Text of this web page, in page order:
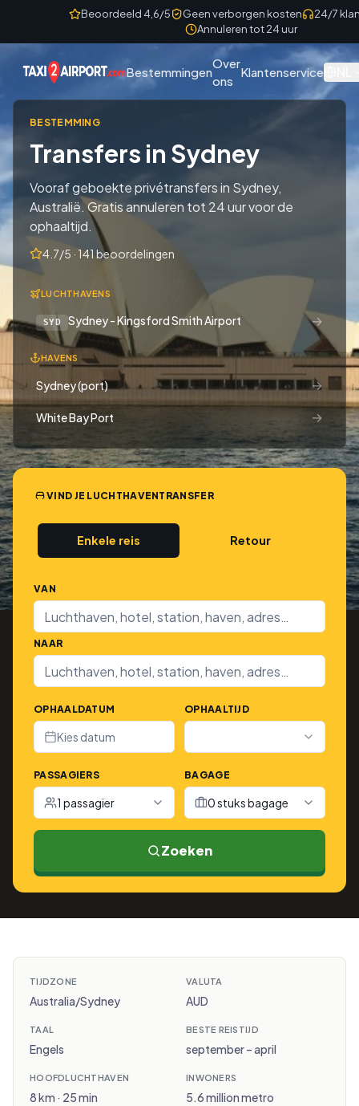
Skip to contentBeoordeeld 4,6/5 Geen verborgen kosten
24/7
Annuleren tot 24 uur
Bestemmingen
Over
ons
Klantenservice
BESTEMMING
Transfers in Sydney
Vooraf geboekte privétransfers in Sydney,
Australië. Gratis annuleren tot 24 uur voor de
ophaaltijd.
4.7/5 · 141 beoordelingen
LUCHTHAVENS
SYD Sydney - Kingsford Smith Airport →
HAVENS
Sydney (port) →
White Bay Port →
VIND JE LUCHTHAVENTRANSFER
Enkele reis Retour
VAN
NAAR
OPHAALDATUM
Kies datum
OPHAALTIJD
PASSAGIERS
1 passagier
BAGAGE
0 stuks bagage
Zoeken
TIJDZONE
Australia/Sydney
VALUTA
AUD
TAAL
Engels
BESTE REISTIJD
september – april
HOOFDLUCHTHAVEN
8 km · 25 min
INWONERS
5.6 million metro